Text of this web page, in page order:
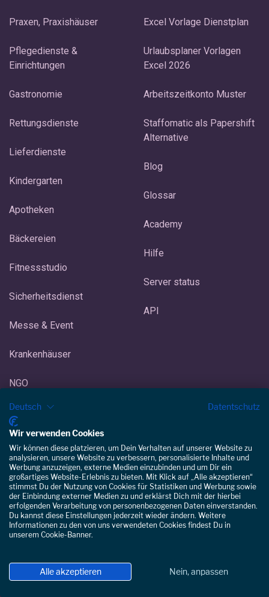
Praxen, Praxishäuser
Pflegedienste &
Einrichtungen
Gastronomie
Rettungsdienste
Lieferdienste
Kindergarten
Apotheken
Bäckereien
Fitnessstudio
Sicherheitsdienst
Messe & Event
Krankenhäuser
NGO
Außendienst
Handwerk
Hotel/Gastgewerbe
Eisdiele/Eiscafé
Excel Vorlage Dienstplan
Urlaubsplaner Vorlagen
Excel 2026
Arbeitszeitkonto Muster
Staffomatic als Papershift
Alternative
Blog
Glossar
Academy
Hilfe
Server status
API
Deutsch Datentschutz
Wir verwenden Cookies
Wir können diese platzieren, um Dein Verhalten auf unserer Website zu
analysieren, unsere Website zu verbessern, personalisierte Inhalte und
Werbung anzuzeigen, externe Medien einzubinden und um Dir ein
großartiges Website-Erlebnis zu bieten. Mit Klick auf „Alle akzeptieren“
stimmst Du der Nutzung von Cookies für Statistiken und Werbung sowie
der Einbindung externer Medien zu und erklärst Dich mit der hierbei
erfolgenden Verarbeitung von personenbezogenen Daten einverstanden.
Du kannst diese Einstellungen jederzeit wieder ändern. Weitere
Informationen zu den von uns verwendeten Cookies findest Du in
unserem Cookie-Banner.
Alle akzeptieren Nein, anpassen